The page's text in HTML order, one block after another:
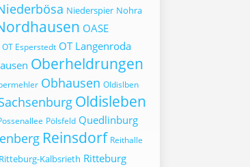
Niederspier Nohra
OASE
OT Esperstedt OT Langenroda
Oberheldrungen
Obhausen Oldislben
Oldisleben
Pölsfeld Quedlinburg
Reinsdorf Reithalle
Ritteburg-Kalbsrieth Ritteburg